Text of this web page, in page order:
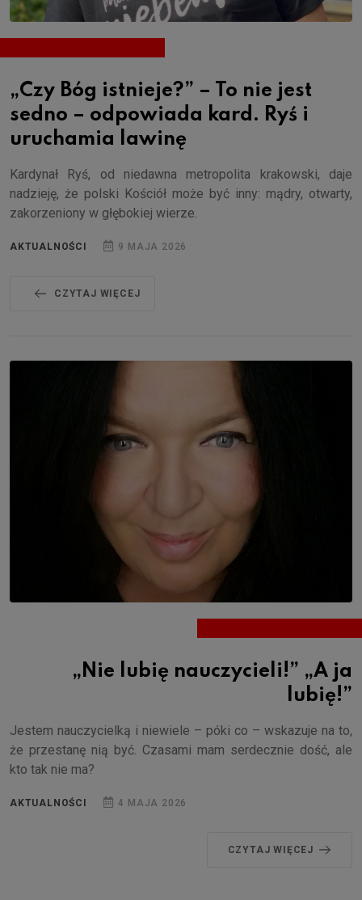
„Czy Bóg istnieje?” – To nie jest
sedno – odpowiada kard. Ryś i
uruchamia lawinę
Kardynał Ryś, od niedawna metropolita krakowski, daje
nadzieję, że polski Kościół może być inny: mądry, otwarty,
zakorzeniony w głębokiej wierze.
AKTUALNOŚCI 9 MAJA 2026
CZYTAJ WIĘCEJ
„Nie lubię nauczycieli!” „A ja
lubię!”
Jestem nauczycielką i niewiele – póki co – wskazuje na to,
że przestanę nią być. Czasami mam serdecznie dość, ale
kto tak nie ma?
AKTUALNOŚCI 4 MAJA 2026
CZYTAJ WIĘCEJ